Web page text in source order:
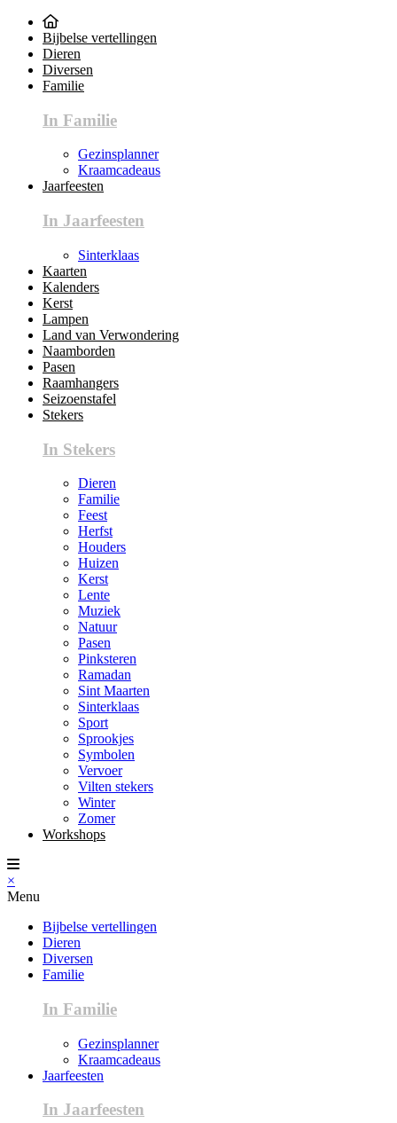
Bijbelse vertellingen
Dieren
Diversen
Familie
In Familie
Gezinsplanner
Kraamcadeaus
Jaarfeesten
In Jaarfeesten
Sinterklaas
Kaarten
Kalenders
Kerst
Lampen
Land van Verwondering
Naamborden
Pasen
Raamhangers
Seizoenstafel
Stekers
In Stekers
Dieren
Familie
Feest
Herfst
Houders
Huizen
Kerst
Lente
Muziek
Natuur
Pasen
Pinksteren
Ramadan
Sint Maarten
Sinterklaas
Sport
Sprookjes
Symbolen
Vervoer
Vilten stekers
Winter
Zomer
Workshops
×
Menu
Bijbelse vertellingen
Dieren
Diversen
Familie
In Familie
Gezinsplanner
Kraamcadeaus
Jaarfeesten
In Jaarfeesten